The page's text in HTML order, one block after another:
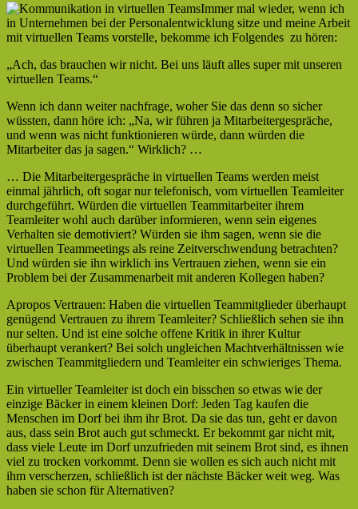
Immer mal wieder, wenn ich
in Unternehmen bei der Personalentwicklung sitze und meine Arbeit
mit virtuellen Teams vorstelle, bekomme ich Folgendes zu hören:
„Ach, das brauchen wir nicht. Bei uns läuft alles super mit unseren
virtuellen Teams.“
Wenn ich dann weiter nachfrage, woher Sie das denn so sicher
wüssten, dann höre ich: „Na, wir führen ja Mitarbeitergespräche,
und wenn was nicht funktionieren würde, dann würden die
Mitarbeiter das ja sagen.“ Wirklich? …
… Die Mitarbeitergespräche in virtuellen Teams werden meist
einmal jährlich, oft sogar nur telefonisch, vom virtuellen Teamleiter
durchgeführt. Würden die virtuellen Teammitarbeiter ihrem
Teamleiter wohl auch darüber informieren, wenn sein eigenes
Verhalten sie demotiviert? Würden sie ihm sagen, wenn sie die
virtuellen Teammeetings als reine Zeitverschwendung betrachten?
Und würden sie ihn wirklich ins Vertrauen ziehen, wenn sie ein
Problem bei der Zusammenarbeit mit anderen Kollegen haben?
Apropos Vertrauen: Haben die virtuellen Teammitglieder überhaupt
genügend Vertrauen zu ihrem Teamleiter? Schließlich sehen sie ihn
nur selten. Und ist eine solche offene Kritik in ihrer Kultur
überhaupt verankert? Bei solch ungleichen Machtverhältnissen wie
zwischen Teammitgliedern und Teamleiter ein schwieriges Thema.
Ein virtueller Teamleiter ist doch ein bisschen so etwas wie der
einzige Bäcker in einem kleinen Dorf: Jeden Tag kaufen die
Menschen im Dorf bei ihm ihr Brot. Da sie das tun, geht er davon
aus, dass sein Brot auch gut schmeckt. Er bekommt gar nicht mit,
dass viele Leute im Dorf unzufrieden mit seinem Brot sind, es ihnen
viel zu trocken vorkommt. Denn sie wollen es sich auch nicht mit
ihm verscherzen, schließlich ist der nächste Bäcker weit weg. Was
haben sie schon für Alternativen?